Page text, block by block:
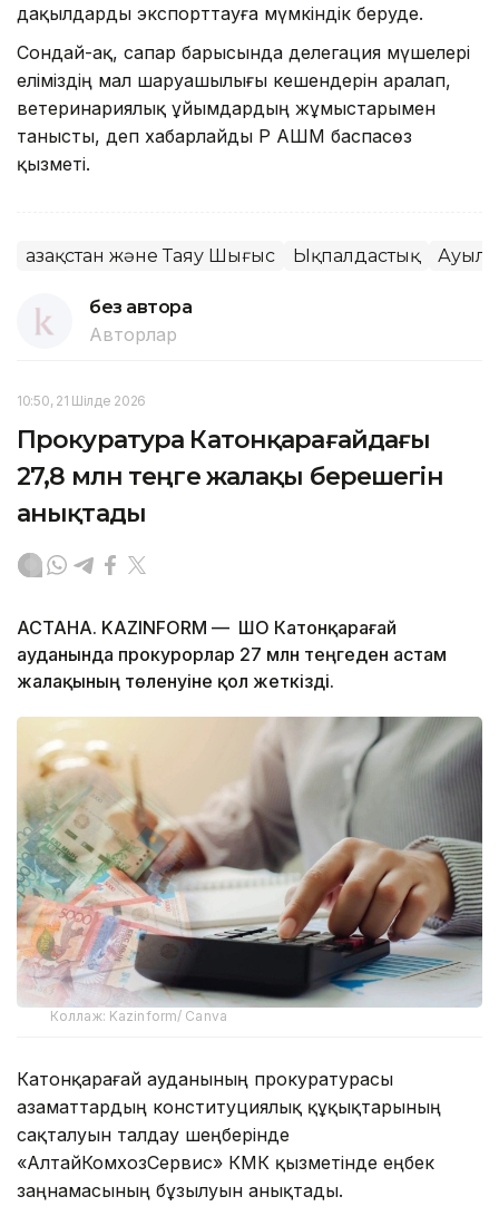
дақылдарды экспорттауға мүмкіндік беруде.
Сондай-ақ, сапар барысында делегация мүшелері
еліміздің мал шаруашылығы кешендерін аралап,
ветеринариялық ұйымдардың жұмыстарымен
танысты, деп хабарлайды ҚР АШМ баспасөз
қызметі.
Қазақстан және Таяу Шығыс Ықпалдастық Ауыл
без автора
Авторлар
10:50, 21 Шілде 2026
Прокуратура Катонқарағайдағы
27,8 млн теңге жалақы берешегін
анықтады
АСТАНА. KAZINFORM — ШҚО Катонқарағай
ауданында прокурорлар 27 млн теңгеден астам
жалақының төленуіне қол жеткізді.
Коллаж: Kazinform/ Canva
Катонқарағай ауданының прокуратурасы
азаматтардың конституциялық құқықтарының
сақталуын талдау шеңберінде
«АлтайКомхозСервис» КМК қызметінде еңбек
заңнамасының бұзылуын анықтады.